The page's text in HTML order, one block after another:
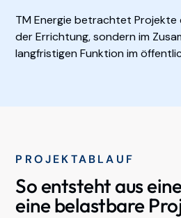
TM Energie betrachtet Projekte
der Errichtung, sondern im
langfristigen Funktion im
PROJEKTABLAUF
So entsteht aus
eine belastbare